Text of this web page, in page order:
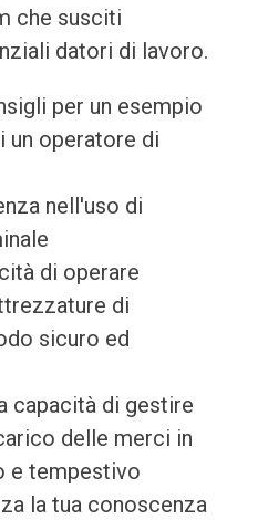
che susciti
datori di lavoro.
per un esempio
un operatore di
nell'uso di
di operare
di
sicuro ed
capacità di gestire
delle merci in
e tempestivo
la tua conoscenza